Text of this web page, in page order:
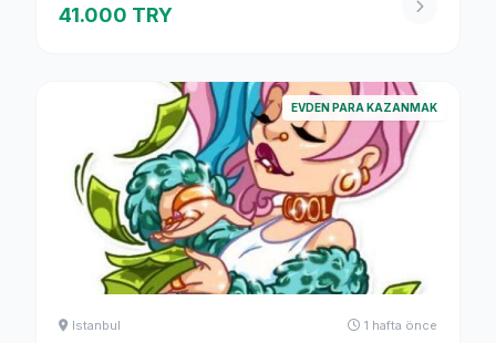
41.000 TRY
EVDEN PARA KAZANMAK
Istanbul 1 hafta önce